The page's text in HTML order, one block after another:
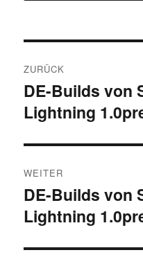
ZURÜCK
Vorheriger
Beitrag:
DE-Builds von
Lightning
WEITER
Nächster
Beitrag:
DE-Builds von
Lightning